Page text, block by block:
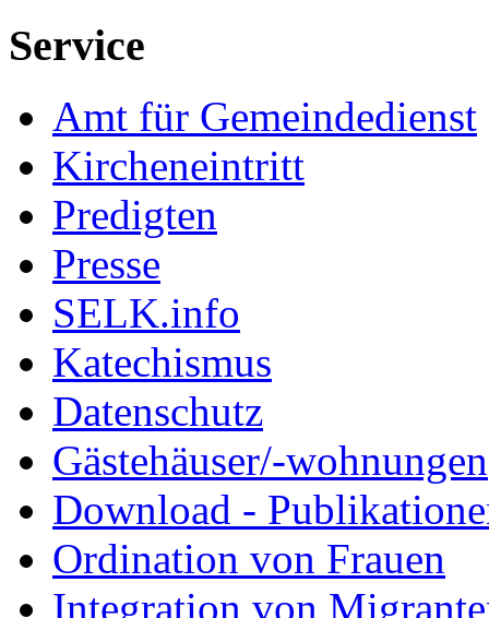
Service
Amt für Gemeindedienst
Kircheneintritt
Predigten
Presse
SELK.info
Katechismus
Datenschutz
Gästehäuser/-wohnungen
Download -
Ordination von Frauen
Integration von